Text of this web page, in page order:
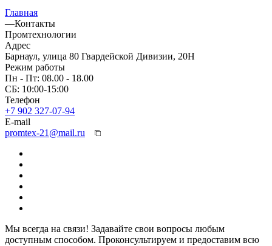
Главная
—Контакты
Промтехнологии
Адрес
Барнаул, улица 80 Гвардейской Дивизии, 20Н
Режим работы
Пн - Пт: 08.00 - 18.00
СБ: 10:00-15:00
Телефон
+7 902 327-07-94
E-mail
promtex-21@mail.ru
Мы всегда на связи! Задавайте свои вопросы любым
доступным способом. Проконсультируем и предоставим всю